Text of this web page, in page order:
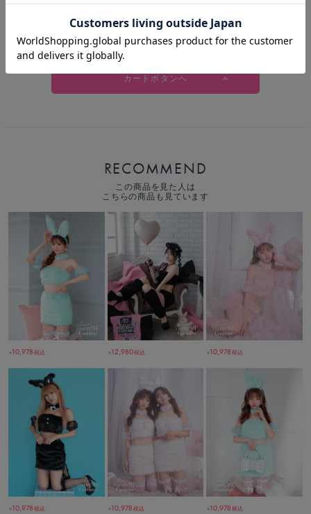
【期間限定SALE】【5点セット】ときめきバニー ミント [レモンちゃん
着用] vcsbn-230485-4-le-ac
カートボタンへ
RECOMMEND
この商品を見た人は
こちらの商品も見ています
￥10,978税込 ￥12,980税込 ￥10,978 税込
￥10,978税込 ￥10,978税込 ￥10,978 税込